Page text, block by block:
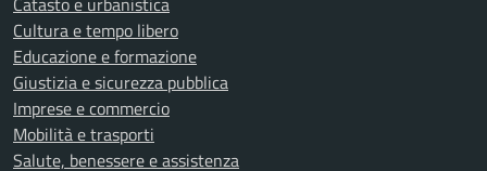
Cultura e tempo libero
Educazione e formazione
Giustizia e sicurezza pubblica
Imprese e commercio
Mobilità e trasporti
Salute, benessere e assistenza